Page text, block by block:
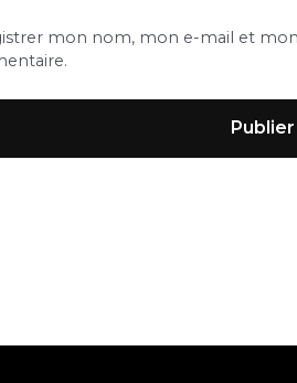
mon nom, mon e-mail et